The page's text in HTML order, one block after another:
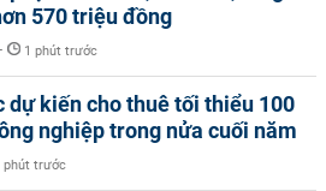
570 triệu đồng
- 1 phút trước
dự kiến cho thuê tối thiểu 100
nghiệp trong nửa cuối năm
phút trước